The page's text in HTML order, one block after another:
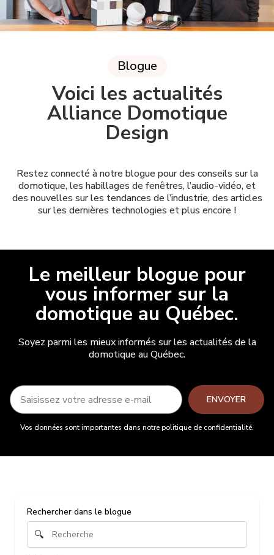
Blogue
Voici les actualités
Alliance Domotique
Design
Restez connecté à notre blogue pour des conseils sur la
domotique, les habillages de fenêtres, l’audio-vidéo, et
des nouvelles sur les tendances de l’industrie, des articles
sur les dernières technologies et plus encore !
Le meilleur blogue pour
vous informer sur la
domotique au Québec.
Soyez parmi les mieux informés sur les actualités de la
domotique au Québec.
ENVOYER
Vos données sont importantes dans notre politique de confidentialité.
Rechercher dans le blogue